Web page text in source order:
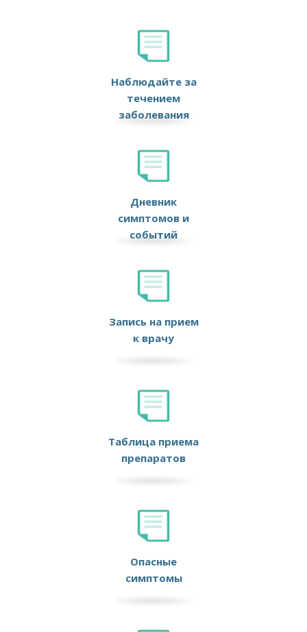
Наблюдайте за
течением
заболевания
Дневник
симптомов и
событий
Запись на прием
к врачу
Таблица приема
препаратов
Опасные
симптомы